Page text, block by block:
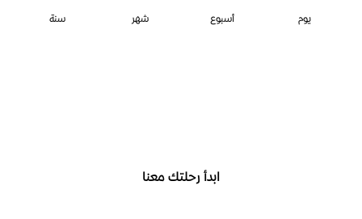
يوم أسبوع شهر سنة
ابدأ رحلتك معنا